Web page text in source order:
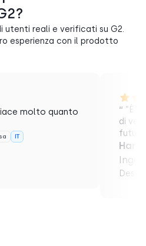
utenti reali e verificati su G2.
esperienza con il prodotto
molto quanto
IT
“ “È
di
futuri
Haris